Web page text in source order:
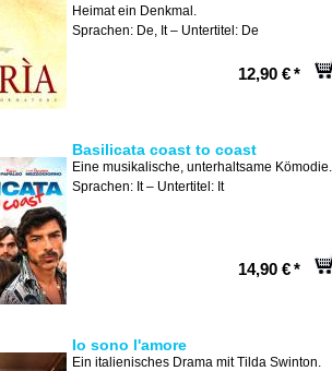
Heimat ein Denkmal.
Sprachen: De, It – Untertitel: De
12,90 €*
Basilicata coast to coast
Eine musikalische, unterhaltsame Kömodie.
Sprachen: It – Untertitel: It
14,90 €*
Io sono l'amore
Ein italienisches Drama mit Tilda Swinton.